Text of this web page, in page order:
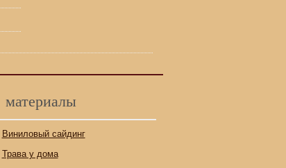
материалы
Виниловый сайдинг
Трава у дома